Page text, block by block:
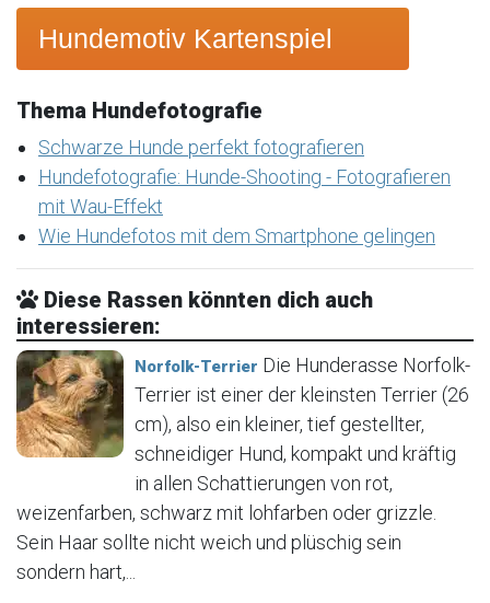
Hundemotiv Kartenspiel
Thema Hundefotografie
Schwarze Hunde perfekt fotografieren
Hundefotografie: Hunde-Shooting - Fotografieren
mit Wau-Effekt
Wie Hundefotos mit dem Smartphone gelingen
Diese Rassen könnten dich auch
interessieren:
Norfolk-Terrier Die Hunderasse Norfolk-
Terrier ist einer der kleinsten Terrier (26
cm), also ein kleiner, tief gestellter,
schneidiger Hund, kompakt und kräftig
in allen Schattierungen von rot,
weizenfarben, schwarz mit lohfarben oder grizzle.
Sein Haar sollte nicht weich und plüschig sein
sondern hart,...